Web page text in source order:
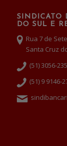
SINDICATO
DO SUL E
Rua 7 de
Santa Cruz
(51) 3056-
(51) 9 9146-